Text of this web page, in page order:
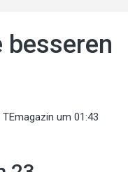
besseren
TEmagazin um 01:43